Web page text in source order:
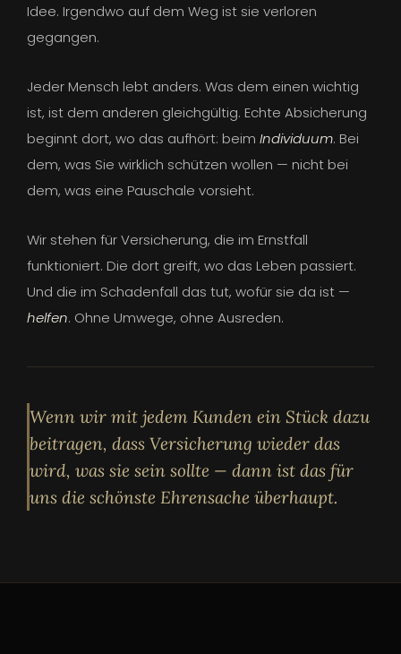
Idee. Irgendwo auf dem Weg ist sie verloren
gegangen.
Jeder Mensch lebt anders. Was dem einen wichtig
ist, ist dem anderen gleichgültig. Echte Absicherung
beginnt dort, wo das aufhört: beim Individuum. Bei
dem, was Sie wirklich schützen wollen — nicht bei
dem, was eine Pauschale vorsieht.
Wir stehen für Versicherung, die im Ernstfall
funktioniert. Die dort greift, wo das Leben passiert.
Und die im Schadenfall das tut, wofür sie da ist —
helfen. Ohne Umwege, ohne Ausreden.
Wenn wir mit jedem Kunden ein Stück dazu
beitragen, dass Versicherung wieder das
wird, was sie sein sollte — dann ist das für
uns die schönste Ehrensache überhaupt.